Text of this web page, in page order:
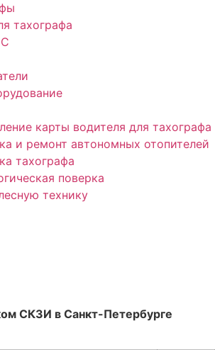
тахографа
карты водителя для тахографа
и ремонт автономных отопителей
тахографа
поверка
технику
СКЗИ в Санкт-Петербурге